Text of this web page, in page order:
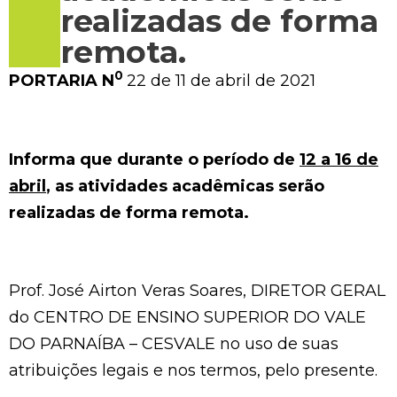
realizadas de forma
remota.
PORTARIA N0 22 de 11 de abril de 2021
Informa que durante o período de 12 a 16 de
abril, as atividades acadêmicas serão
realizadas de forma remota.
Prof. José Airton Veras Soares, DIRETOR GERAL
do CENTRO DE ENSINO SUPERIOR DO VALE
DO PARNAÍBA – CESVALE no uso de suas
atribuições legais e nos termos, pelo presente.